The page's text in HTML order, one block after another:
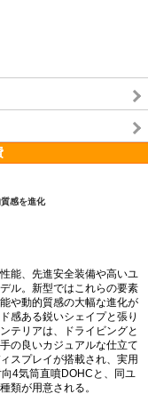
感を進化
能、先進安全装備や高いユ
ル。新型ではこれらの要素
や動的質感の大幅な進化が
感ある鋭いシェイプと張り
テリアは、ドライビングと
の良いカジュアルな仕立て
スプレイが搭載され、実用
4気筒直噴DOHCと、同ユ
類が用意される。